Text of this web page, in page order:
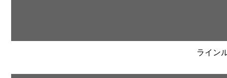
ライン